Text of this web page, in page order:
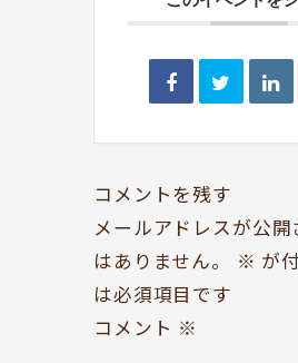
CAFE
開いてる？
SCHEDULE
ドッグセラピー
KOKORO SUPPORT
イベ
コメントを残す
メールアドレスが公開
はありません。
※ が
は必須項目です
コメント ※